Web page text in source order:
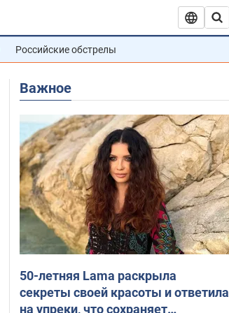
Российские обстрелы
Важное
50-летняя Lama раскрыла
секреты своей красоты и ответила
на упреки, что сохраняет